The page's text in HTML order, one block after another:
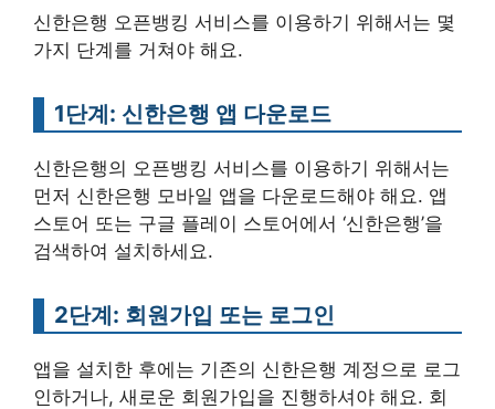
신한은행 오픈뱅킹 서비스를 이용하기 위해서는 몇
가지 단계를 거쳐야 해요.
1단계: 신한은행 앱 다운로드
신한은행의 오픈뱅킹 서비스를 이용하기 위해서는
먼저 신한은행 모바일 앱을 다운로드해야 해요. 앱
스토어 또는 구글 플레이 스토어에서 ‘신한은행’을
검색하여 설치하세요.
2단계: 회원가입 또는 로그인
앱을 설치한 후에는 기존의 신한은행 계정으로 로그
인하거나, 새로운 회원가입을 진행하셔야 해요. 회